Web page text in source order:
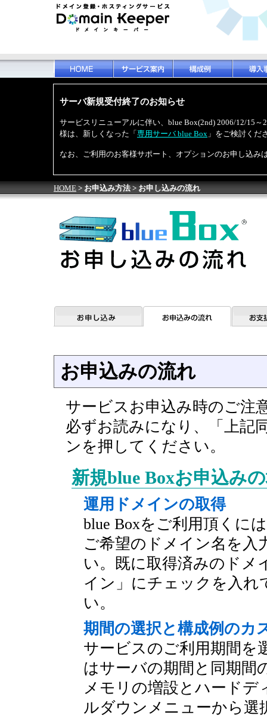
サーバ新規受付終了のお知らせ
サービスリニューアルに伴い、blue Box(2nd) 2006/12/15
様は、新しくなった「 専用サーバ blue Box 」をご検討くだ
なお、ご利用のお客様サポート、オプションのお申し込み
HOME > お申込み方法 > お申し込みの流れ
お申込みの流れ
サービスお申込み時のご注
必ずお読みになり、「上記
ンを押してください。
新規blue Boxお申込み
運用ドメインの取得
blue Boxをご利用頂くに
ご希望のドメイン名を入
い。既に取得済みのドメ
イン」にチェックを入
い。
期間の選択と構成例のカ
サービスのご利用期間を
はサーバの期間と同期間
メモリの増設とハードデ
ルダウンメニューから選